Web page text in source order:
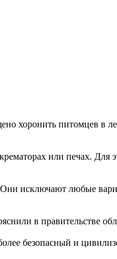
хоронить питомцев в
или печах. Для
исключают любые
в правительстве
безопасный и